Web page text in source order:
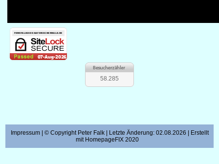
58.285
Impressum| © Copyright Peter Falk | Letzte Änderung: 02.08.2026 | Erstellt
mit HomepageFIX 2020